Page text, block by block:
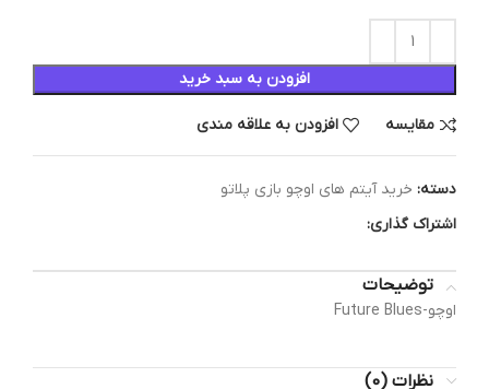
افزودن به سبد خرید
مقایسه افزودن به علاقه مندی
دسته: خرید آیتم های اوچو بازی پلاتو
اشتراک گذاری:
توضیحات
اوچو-Future Blues
نظرات (0)